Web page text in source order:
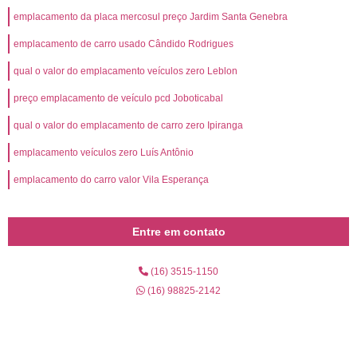
emplacamento da placa mercosul preço Jardim Santa Genebra
emplacamento de carro usado Cândido Rodrigues
qual o valor do emplacamento veículos zero Leblon
preço emplacamento de veículo pcd Joboticabal
qual o valor do emplacamento de carro zero Ipiranga
emplacamento veículos zero Luís Antônio
emplacamento do carro valor Vila Esperança
Entre em contato
(16) 3515-1150
(16) 98825-2142